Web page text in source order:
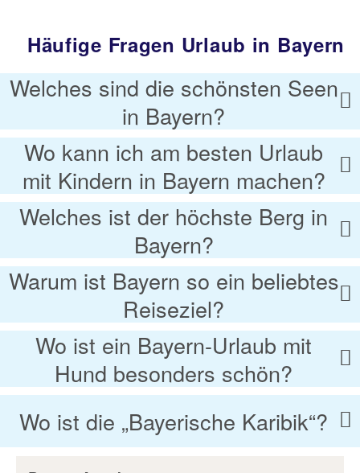
Häufige Fragen Urlaub in Bayern
Welches sind die schönsten Seen
in Bayern?
Wo kann ich am besten Urlaub
mit Kindern in Bayern machen?
Welches ist der höchste Berg in
Bayern?
Warum ist Bayern so ein beliebtes
Reiseziel?
Wo ist ein Bayern-Urlaub mit
Hund besonders schön?
Wo ist die „Bayerische Karibik“?